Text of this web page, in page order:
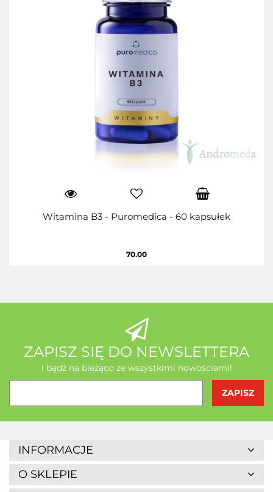
Witamina B3 - Puromedica - 60 kapsułek
70.00
ZAPISZ SIĘ DO NEWSLETTERA
I bądź na bieżąco ze wszystkimi nowościami!
INFORMACJE
O SKLEPIE